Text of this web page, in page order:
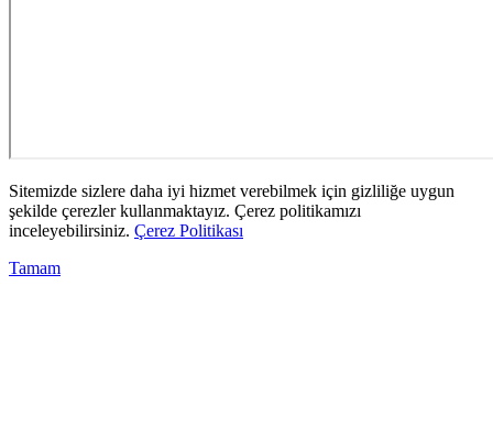
Sitemizde sizlere daha iyi hizmet verebilmek için gizliliğe uygun
şekilde çerezler kullanmaktayız. Çerez politikamızı
inceleyebilirsiniz. Çerez Politikası
Tamam